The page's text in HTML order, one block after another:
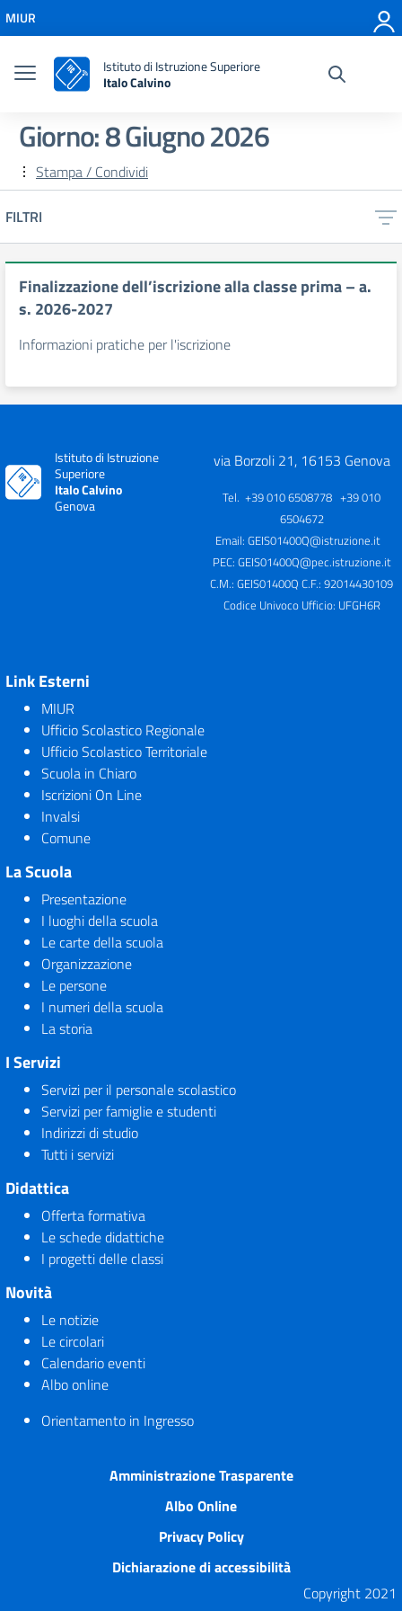
Vai al menu di navigazione
Vai al footer
MIUR
Istituto di Istruzione Superiore
Italo Calvino
Giorno:8 Giugno 2026
Stampa / Condividi
FILTRI
Finalizzazione dell’iscrizione alla classe prima – a.
s. 2026-2027
Informazioni pratiche per l'iscrizione
Istituto di Istruzione
Superiore
Italo Calvino
Genova
via Borzoli 21, 16153 Genova
Tel. +39 010 6508778 +39 010
6504672
Email: GEIS01400Q@istruzione.it
PEC: GEIS01400Q@pec.istruzione.it
C.M.: GEIS01400Q C.F.: 92014430109
Codice Univoco Ufficio: UFGH6R
Link Esterni
MIUR
Ufficio Scolastico Regionale
Ufficio Scolastico Territoriale
Scuola in Chiaro
Iscrizioni On Line
Invalsi
Comune
La Scuola
Presentazione
I luoghi della scuola
Le carte della scuola
Organizzazione
Le persone
I numeri della scuola
La storia
I Servizi
Servizi per il personale scolastico
Servizi per famiglie e studenti
Indirizzi di studio
Tutti i servizi
Didattica
Offerta formativa
Le schede didattiche
I progetti delle classi
Novità
Le notizie
Le circolari
Calendario eventi
Albo online
Orientamento in Ingresso
Amministrazione Trasparente
Albo Online
Privacy Policy
Dichiarazione di accessibilità
Copyright 2021